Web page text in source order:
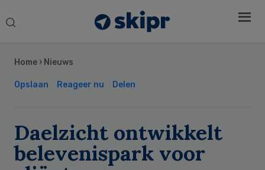
Search
Home › Nieuws
Opslaan Reageer nu Delen
Daelzicht ontwikkelt
belevenispark voor
Sidebar